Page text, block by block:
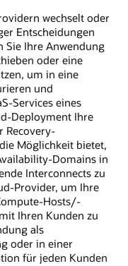
wechselt oder
Entscheidungen
Sie Ihre Anwendung
oder eine
um in eine
und
Services eines
Deployment Ihre
Recovery-
Möglichkeit bietet,
Domains in
Interconnects zu
Provider, um Ihre
Hosts/-
Ihren Kunden zu
als
oder in einer
für jeden Kunden